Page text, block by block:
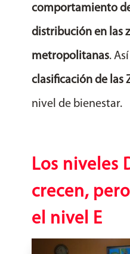
comportamiento
distribución en las
metropolitanas.
clasificación de las
nivel de bienestar.
Los niveles
crecen,
el nivel E